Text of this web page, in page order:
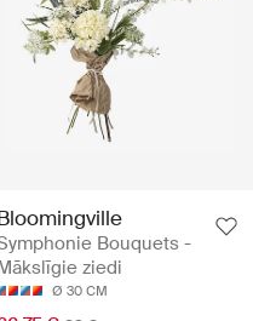
Bouquets -
ziedi
Ø 30 CM